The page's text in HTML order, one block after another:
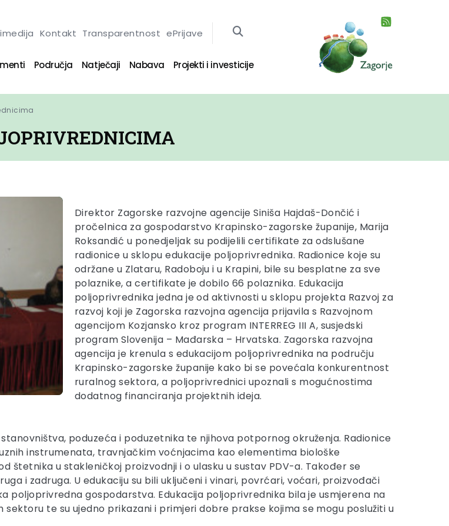
Kontakt Transparentnost ePrijave
Područja Natječaji Nabava Projekti i investicije
Direktor Zagorske razvojne agencije Siniša Hajdaš-Dončić i
pročelnica za gospodarstvo Krapinsko-zagorske županije, Marija
Roksandić u ponedjeljak su podijelili certifikate za odslušane
radionice u sklopu edukacije poljoprivrednika. Radionice koje su
održane u Zlataru, Radoboju i u Krapini, bile su besplatne za sve
polaznike, a certifikate je dobilo 66 polaznika. Edukacija
poljoprivrednika jedna je od aktivnosti u sklopu projekta Razvoj za
razvoj koji je Zagorska razvojna agencija prijavila s Razvojnom
agencijom Kozjansko kroz program INTERREG III A, susjedski
program Slovenija – Mađarska – Hrvatska. Zagorska razvojna
agencija je krenula s edukacijom poljoprivrednika na području
Krapinsko-zagorske županije kako bi se povećala konkurentnost
ruralnog sektora, a poljoprivrednici upoznali s mogućnostima
dodatnog financiranja projektnih ideja.
poduzeća i poduzetnika te njihova potpornog okruženja. Radionice
instrumenata, travnjačkim voćnjacima kao elementima biološke
u stakleničkoj proizvodnji i o ulasku u sustav PDV-a. Također se
i zadruga. U edukaciju su bili uključeni i vinari, povrćari, voćari, proizvođači
poljoprivredna gospodarstva. Edukacija poljoprivrednika bila je usmjerena na
te su ujedno prikazani i primjeri dobre prakse kojima se mogu poslužiti u